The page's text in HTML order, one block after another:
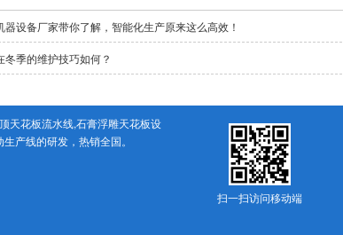
器设备厂家带你了解，智能化生产原来这么高效！
冬季的维护技巧如何？
天花板流水线,石膏浮雕天花板设
产线的研发，热销全国。
扫一扫访问移动端